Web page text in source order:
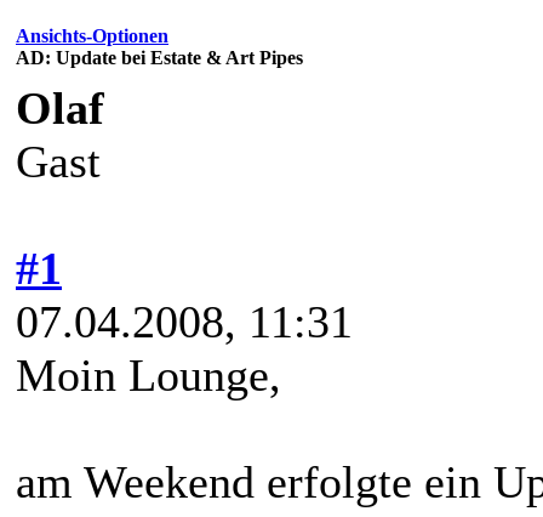
Ansichts-Optionen
AD: Update bei Estate & Art Pipes
Olaf
Gast
#1
07.04.2008, 11:31
Moin Lounge,
am Weekend erfolgte ein